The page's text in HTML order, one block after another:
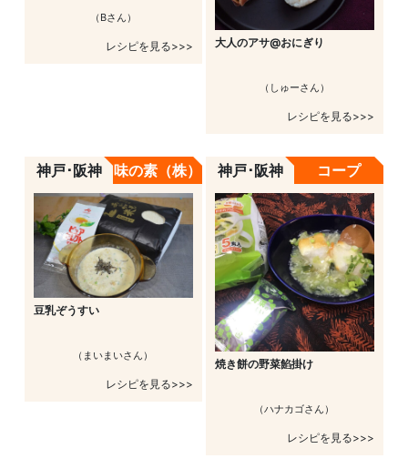
（Bさん）
レシピを見る>>> 大人のアサ@おにぎり
（しゅーさん）
レシピを見る>>>
神戸･阪神 味の素（株）
豆乳ぞうすい
（まいまいさん）
レシピを見る>>>
神戸･阪神 コープ
焼き餅の野菜餡掛け
（ハナカゴさん）
レシピを見る>>>